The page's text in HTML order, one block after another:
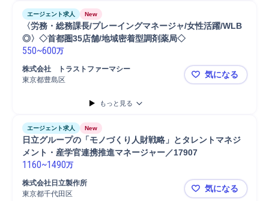
エージェント求人 New
〈労務・総務課長/プレーイングマネージャ/女性活躍/WLB
◎〉◇首都圏35店舗/地域密着型調剤薬局◇
550~600万
株式会社　トラストファーマシー
東京都豊島区
〈労務・総
気になる
もっと見る
エージェント求人 New
日立グループの「モノづくり人財戦略」とタレントマネジ
メント・産学官連携推進マネージャー／17907
1160~1490万
株式会社日立製作所
東京都千代田区
日立グルー
気になる